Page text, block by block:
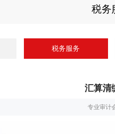
税务
税务服务
汇算清
专业审计